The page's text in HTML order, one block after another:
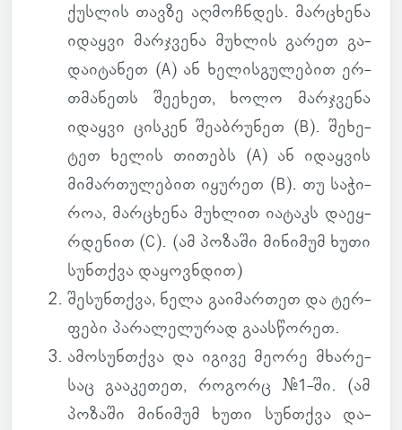
ქუს­ლის თავზე აღ­მოჩ­ნდეს. მარ­ცხენა
იდაყვი მარ­ჯვენა მუხ­ლის გარეთ გა­
და­ი­ტა­ნეთ (A) ან ხე­ლის­გუ­ლე­ბით ერ­
თმა­ნეთს შე­ე­ხეთ, ხოლო მარ­ჯვენა
იდაყვი ცის­კენ შე­აბ­რუ­ნეთ (B). შე­ხე­
ტეთ ხელის თი­თებს (A) ან იდაყ­ვის
მი­მარ­თუ­ლე­ბით იყუ­რეთ (B). თუ სა­ჭი­
როა, მარ­ცხენა მუხ­ლით ია­ტაკს და­ეყ­
რდე­ნით (C). (ამ პო­ზაში მი­ნი­მუმ ხუთი
სუნ­თქვა და­ყოვ­ნდით)
შე­სუნ­თქვა, ნელა გა­ი­მარ­თეთ და ტერ­
ფები პა­რა­ლე­ლუ­რად გა­ას­წო­რეთ.
ამო­სუნ­თქვა და იგივე მეორე მხა­რე­
საც გა­ა­კე­თეთ, რო­გორც #1-ში. (ამ
პო­ზაში მი­ნი­მუმ ხუთი სუნ­თქვა და­